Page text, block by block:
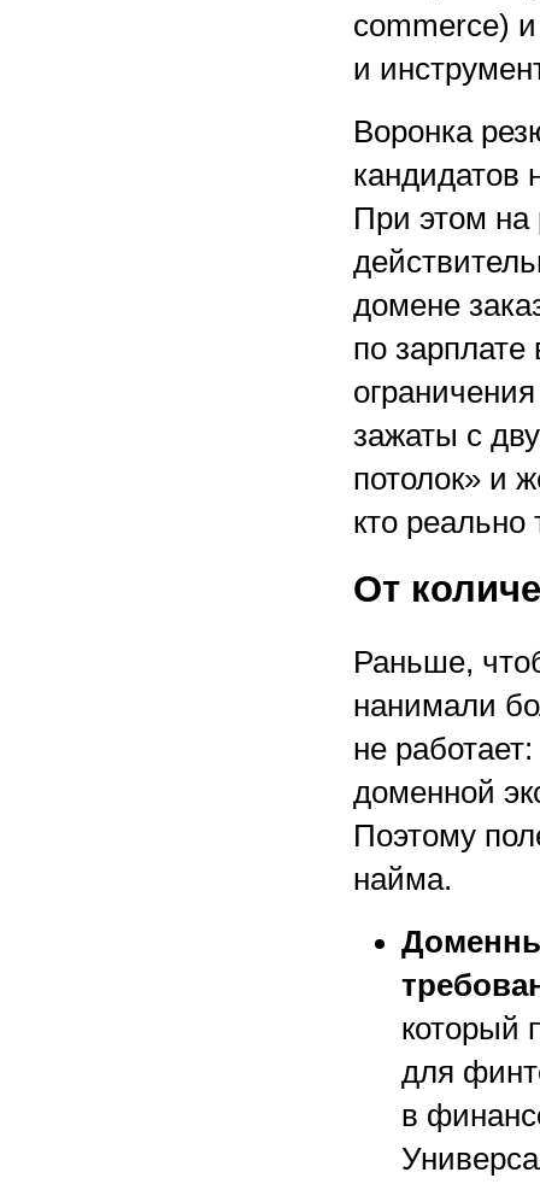
commerce)
и
Воронка
кандидатов
При этом на
домене
по
зажаты с
потолок» и
кто
От
Раньше,
нанимали
не
доменной
Поэтому
найма.
который
для
в